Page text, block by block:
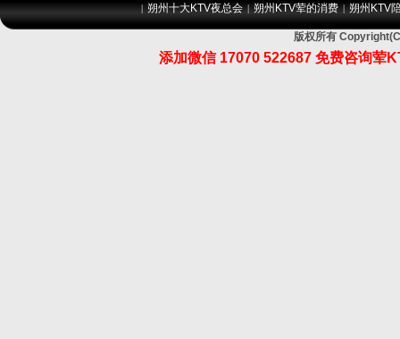
|朔州十大KTV夜总会 |朔州KTV荤的消费 |朔州KTV
版权所有
添加微信 17070 522687 免费咨询荤